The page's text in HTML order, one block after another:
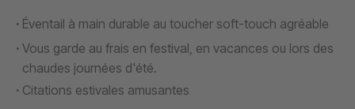
Éventail à main durable au toucher soft-touch agréable
Vous garde au frais en festival, en vacances ou lors des
chaudes journées d'été.
Citations estivales amusantes